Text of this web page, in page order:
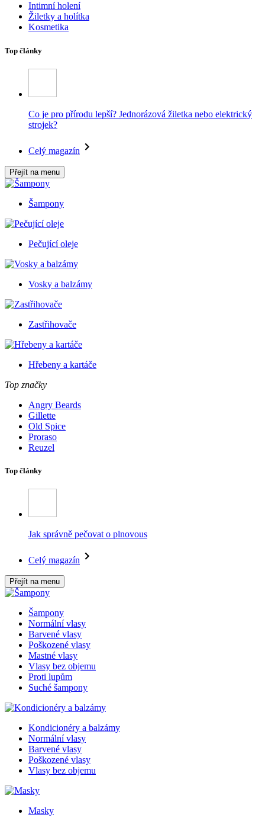
Intimní holení
Žiletky a holítka
Kosmetika
Top články
Co je pro přírodu lepší? Jednorázová žiletka nebo elektrický
strojek?
Celý magazín
Přejít na menu
Šampony
Pečující oleje
Vosky a balzámy
Zastřihovače
Hřebeny a kartáče
Top značky
Angry Beards
Gillette
Old Spice
Proraso
Reuzel
Top články
Jak správně pečovat o plnovous
Celý magazín
Přejít na menu
Šampony
Normální vlasy
Barvené vlasy
Poškozené vlasy
Mastné vlasy
Vlasy bez objemu
Proti lupům
Suché šampony
Kondicionéry a balzámy
Normální vlasy
Barvené vlasy
Poškozené vlasy
Vlasy bez objemu
Masky